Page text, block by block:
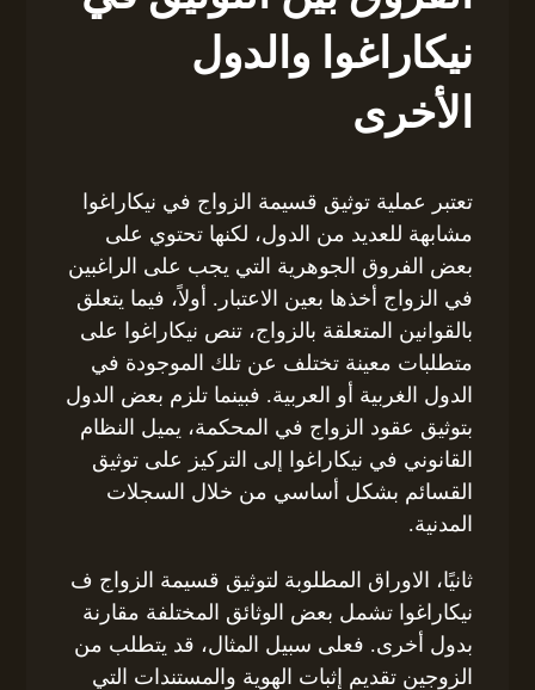
نيكاراغوا والدول
الأخرى
تعتبر عملية توثيق قسيمة الزواج في نيكاراغوا
مشابهة للعديد من الدول، لكنها تحتوي على
بعض الفروق الجوهرية التي يجب على الراغبين
في الزواج أخذها بعين الاعتبار. أولاً، فيما يتعلق
بالقوانين المتعلقة بالزواج، تنص نيكاراغوا على
متطلبات معينة تختلف عن تلك الموجودة في
الدول الغربية أو العربية. فبينما تلزم بعض الدول
بتوثيق عقود الزواج في المحكمة، يميل النظام
القانوني في نيكاراغوا إلى التركيز على توثيق
القسائم بشكل أساسي من خلال السجلات
المدنية.
ثانيًا، الاوراق المطلوبة لتوثيق قسيمة الزواج ف
نيكاراغوا تشمل بعض الوثائق المختلفة مقارنة
بدول أخرى. فعلى سبيل المثال، قد يتطلب من
الزوجين تقديم إثبات الهوية والمستندات التي